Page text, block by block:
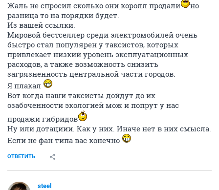
Жаль не спросил сколько они королл продали
но
разница то на порядки будет.
Из вашей ссылки.
Мировой бестселлер среди электромобилей очень
быстро стал популярен у таксистов, которых
привлекает низкий уровень эксплуатационных
расходов, а также возможность снизить
загрязненность центральной части городов.
Я плакал
Вот когда наши таксисты дойдут до их
озабоченности экологией мож и попрут у нас
продажи гибридов
Ну или дотациии. Как у них. Иначе нет в них смысла.
Если не фан типа вас конечно
ОТВЕТИТЬ
steel